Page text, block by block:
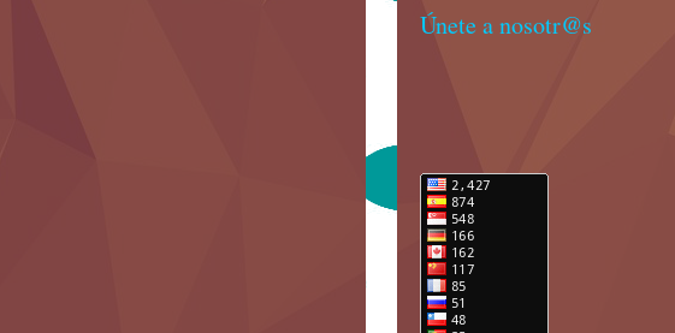
Únete a nosotr@s